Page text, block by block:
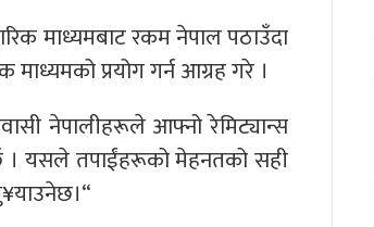
माध्यमबाट रकम नेपाल पठाउँदा
प्रयोग गर्न आग्रह गरे ।
नेपालीहरूले आफ्नो रेमिट्यान्स
। यसले तपाईंहरूको मेहनतको सही